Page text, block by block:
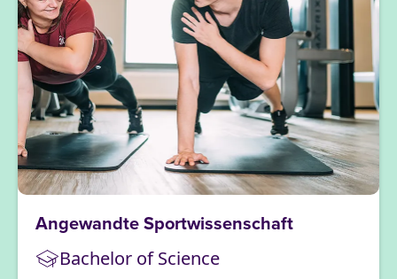
Angewandte Sportwissenschaft
Bachelor of Science